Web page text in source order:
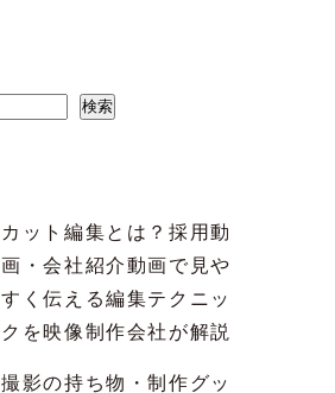
検索
カット編集とは？採用動
画・会社紹介動画で見や
すく伝える編集テクニッ
クを映像制作会社が解説
撮影の持ち物・制作グッ